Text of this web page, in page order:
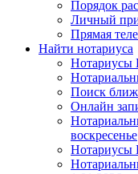
Порядок
Личный
Прямая
Найти нотариуса
Нотариусы
Поиск
Онлайн
воскресенье
Нотариусы